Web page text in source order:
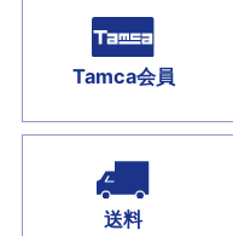
Tamca会員
送料